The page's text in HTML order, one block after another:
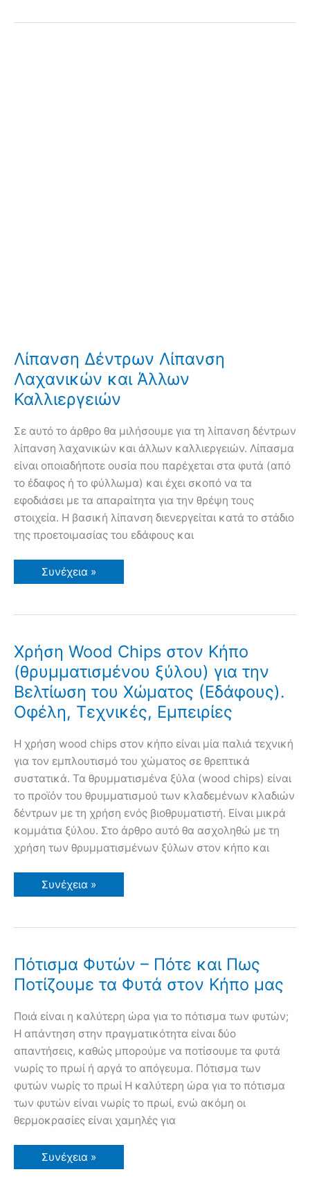
για
Λίπανση Δέντρων Λίπανση
Λαχανικών και Άλλων
Καλλιεργειών
Σε αυτό το άρθρο θα μιλήσουμε για τη λίπανση δέντρων
λίπανση λαχανικών και άλλων καλλιεργειών. Λίπασμα
είναι οποιαδήποτε ουσία που παρέχεται στα φυτά (από
το έδαφος ή το φύλλωμα) και έχει σκοπό να τα
εφοδιάσει με τα απαραίτητα για την θρέψη τους
στοιχεία. Η βασική λίπανση διενεργείται κατά το στάδιο
της προετοιμασίας του εδάφους και
Λίπανση
Δέντρων
και
Συνέχεια »
Χρήση Wood Chips στον Κήπο
(θρυμματισμένου ξύλου) για την
Βελτίωση του Χώματος (Εδάφους).
Οφέλη, Τεχνικές, Εμπειρίες
Η χρήση wood chips στον κήπο είναι μία παλιά τεχνική
για τον εμπλουτισμό του χώματος σε θρεπτικά
συστατικά. Τα θρυμματισμένα ξύλα (wood chips) είναι
το προϊόν του θρυμματισμού των κλαδεμένων κλαδιών
δέντρων με τη χρήση ενός βιοθρυματιστή. Είναι μικρά
κομμάτια ξύλου. Στο άρθρο αυτό θα ασχοληθώ με τη
χρήση των θρυμματισμένων ξύλων στον κήπο και
Χρήση
Wood
Κήπο
την
Βελτίωση
του
Χώματος
(Εδάφους).
Οφέλη,
Τεχνικές,
Εμπειρίες
Συνέχεια »
Πότισμα Φυτών – Πότε και Πως
Ποτίζουμε τα Φυτά στον Κήπο μας
Ποιά είναι η καλύτερη ώρα για το πότισμα των φυτών;
Η απάντηση στην πραγματικότητα είναι δύο
απαντήσεις, καθώς μπορούμε να ποτίσουμε τα φυτά
νωρίς το πρωί ή αργά το απόγευμα. Πότισμα των
φυτών νωρίς το πρωί Η καλύτερη ώρα για το πότισμα
των φυτών είναι νωρίς το πρωί, ενώ ακόμη οι
θερμοκρασίες είναι χαμηλές για
Πότισμα
Φυτών
Συνέχεια »